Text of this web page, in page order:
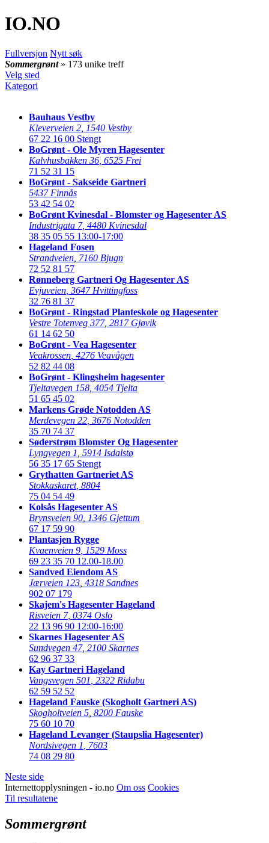
IO.NO
Fullversjon Nytt søk
Sommergrønt » 173 unike treff
Velg sted
Kategori
Bauhaus Vestby
Kleverveien 2 1540 Vestby
67 22 16 00 Stengt
BoGrønt - Ole Myren Hagesenter
Kalvhusbakken 36 6525 Frei
71 52 31 15
BoGrønt - Sakseide Gartneri
5437 Finnås
53 42 54 02
BoGrønt Kvinesdal - Blomster og Hagesenter AS
Industrigata 7, 4480 Kvinesdal
38 35 05 55 13:00-17:00
Hageland Fosen
Strandveien 7160 Bjugn
72 52 81 57
Rønneberg Gartneri Og Hagesenter AS
Evjuveien 3647 Hvittingfoss
32 76 81 37
BoGrønt - Ringstad Planteskole og Hagesenter
Vestre Totenveg 377, 2817 Gjøvik
61 14 62 50
BoGrønt - Vea Hagesenter
Veakrossen 4276 Veavågen
52 82 44 08
BoGrønt - Klingsheim hagesenter
Tjeltavegen 158 4054 Tjelta
51 65 45 02
Markens Grøde Notodden AS
Merdevegen 22 3676 Notodden
35 70 74 37
Søderstrøm Blomster Og Hagesenter
Lyngvegen 1 5914 Isdalstø
56 35 17 65 Stengt
Grythatten Gartneriet AS
Stokkaskaret, 8804
75 04 54 49
Kolsås Hagesenter AS
Brynsveien 90 1346 Gjettum
67 17 59 90
Plantasjen Rygge
Kvaenveien 9 1529 Moss
69 23 35 70 12.00-18.00
Sandved Eiendom AS
Jærveien 123 4318 Sandnes
902 07 179
Skajem's Hagesenter Hageland
Risveien 7, 0374 Oslo
22 13 96 90 12:00-16:00
Skarnes Hagesenter AS
Sundvegen 47, 2100 Skarnes
62 96 37 33
Kay Gartneri Hageland
Vangsvegen 501 2322 Ridabu
62 59 52 52
Hageland Fauske (Skogholt Gartneri AS)
Skogholtveien 5 8200 Fauske
75 60 10 70
Hageland Levanger (Staupslia Hagesenter)
Nordsivegen 1
7603
74 08 29 80
Neste side
Internettopplysningen - io.no Om oss Cookies
Til resultatene
Sommergrønt